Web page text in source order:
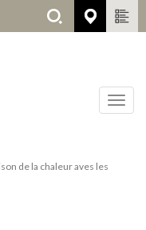
de la chaleur aves les